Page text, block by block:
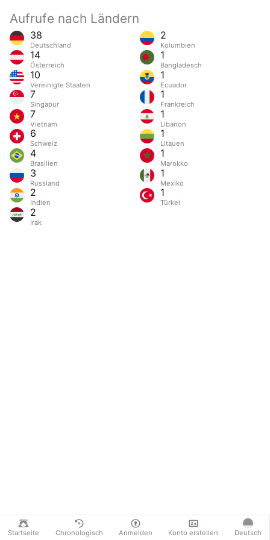
Startseite Chronologisch Anmelden Konto erstellen Deutsch
Aufrufe nach Ländern
38
Deutschland
14
Österreich
10
Vereinigte Staaten
7
Singapur
7
Vietnam
6
Schweiz
4
Brasilien
3
Russland
2
Indien
2
Irak
2
Kolumbien
1
Bangladesch
1
Ecuador
1
Frankreich
1
Libanon
1
Litauen
1
Marokko
1
Mexiko
1
Türkei